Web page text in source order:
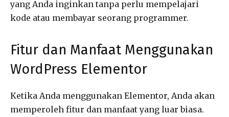
yang Anda inginkan tanpa perlu mempelajari
kode atau membayar seorang programmer.
Fitur dan Manfaat Menggunakan
WordPress Elementor
Ketika Anda menggunakan Elementor, Anda akan
memperoleh fitur dan manfaat yang luar biasa.